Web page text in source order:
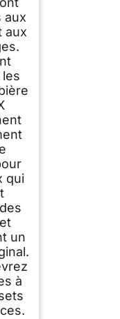
aux
aux
les
qui
un
à